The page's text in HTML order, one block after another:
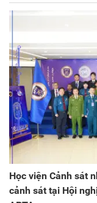
Học viện Cảnh sát
cảnh sát tại Hội